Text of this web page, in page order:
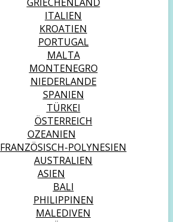
ITALIEN
KROATIEN
PORTUGAL
MALTA
MONTENEGRO
NIEDERLANDE
SPANIEN
TÜRKEI
ÖSTERREICH
OZEANIEN
FRANZÖSISCH-POLYNESIEN
AUSTRALIEN
ASIEN
BALI
PHILIPPINEN
MALEDIVEN